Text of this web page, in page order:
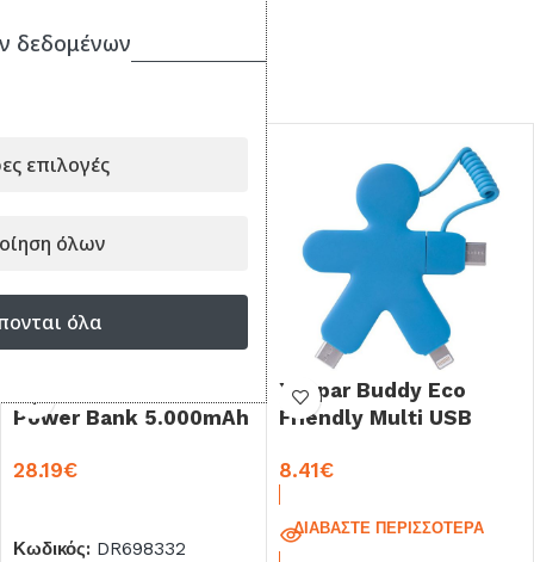
Power Bank 5.000mAh
28.19€
Κωδικός: DR698332
Xoopar Buddy Eco
Friendly Multi USB
8.41€
ΔΙΑΒΆΣΤΕ ΠΕΡΙΣΣΌΤΕΡΑ
δεδομένων
επιλογές
όλων
όλα